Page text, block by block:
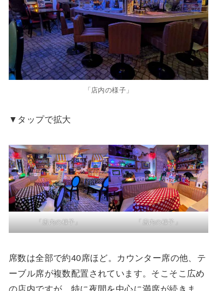
「店内の様子」
▼タップで拡大
「店内の様子」 「店内の様子」
席数は全部で約40席ほど。カウンター席の他、テ
ーブル席が複数配置されています。そこそこ広め
の店内ですが、特に夜間を中心に満席が続きま